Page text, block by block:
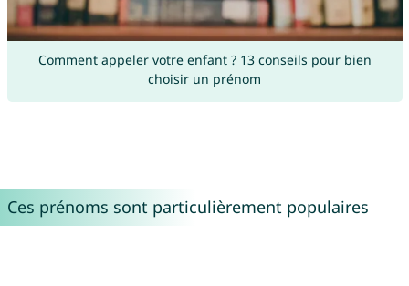
Comment appeler votre enfant ? 13 conseils pour bien
choisir un prénom
Ces prénoms sont particulièrement populaires